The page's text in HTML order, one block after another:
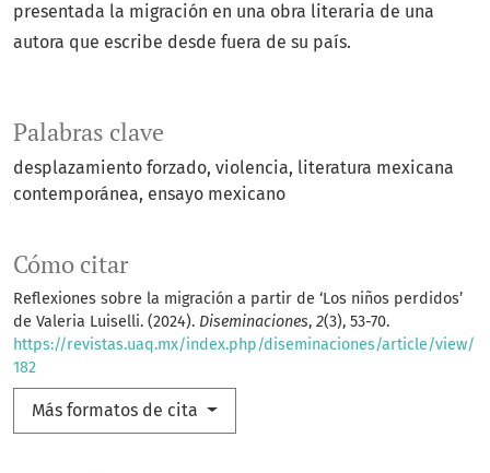
Palabras clave
desplazamiento forzado violencia literatura mexicana
contemporánea ensayo mexicano
Cómo citar
Reflexiones sobre la migración a partir de ‘Los niños perdidos’
de Valeria Luiselli. (2024). Diseminaciones, 2(3), 53-70.
https://revistas.uaq.mx/index.php/diseminaciones/article/view/
182
Más formatos de cita
presentada la migración en una obra literaria de una
autora que escribe desde fuera de su país.